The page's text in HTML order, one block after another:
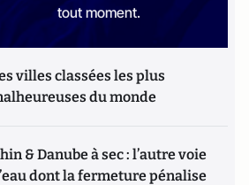
tout moment.
villes classées les plus
du monde
& Danube à sec : l’autre voie
dont la fermeture pénalise